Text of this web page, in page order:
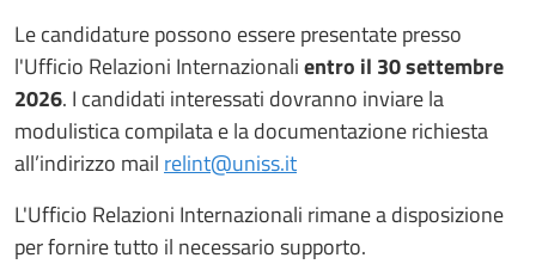
Le candidature possono essere presentate presso
l'Ufficio Relazioni Internazionalientro il 30 settembre
2026. I candidati interessati dovranno inviare la
modulistica compilata e la documentazione richiesta
all’indirizzo mail relint@uniss.it
L'Ufficio Relazioni Internazionali rimane a disposizione
per fornire tutto il necessario supporto.